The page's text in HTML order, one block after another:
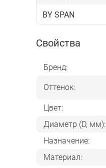
BY SPAN
Свойства
Бренд:
Оттенок:
Цвет:
Диаметр (D, мм):
Назначение:
Материал: